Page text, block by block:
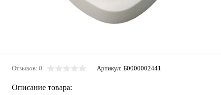
Отзывов: 0 Артикул: Б0000002441
Описание товара: